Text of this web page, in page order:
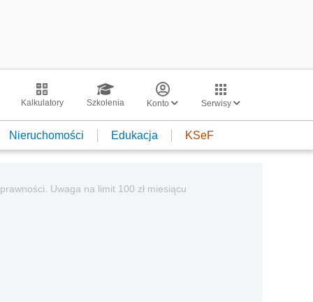
Kalkulatory Szkolenia Konto Serwisy
Nieruchomości Edukacja KSeF
Uwaga na limit 100 zł miesiącu